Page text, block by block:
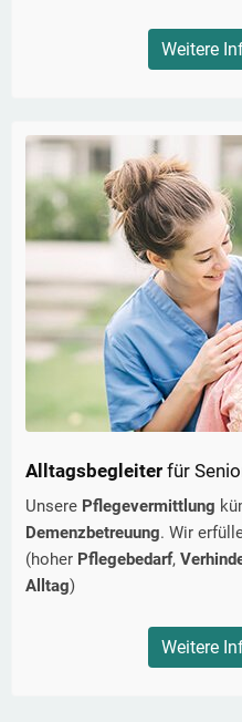
Weitere
Alltagsbegleiter für
Unsere Pflegevermittlung
Demenzbetreuung. Wir
(hoher Pflegebedarf,
Alltag)
Weitere